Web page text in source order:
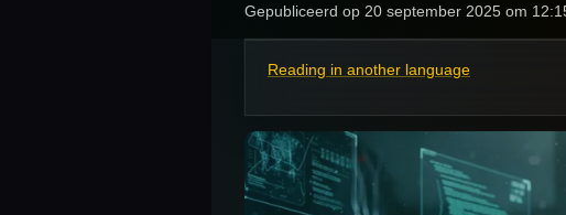
Gepubliceerd op 20 september 2025 om
Reading in another language